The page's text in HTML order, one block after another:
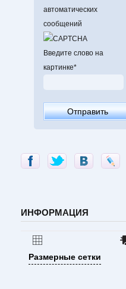
автоматических
сообщений
Введите слово на
картинке*
ИНФОРМАЦИЯ
Размерные сетки